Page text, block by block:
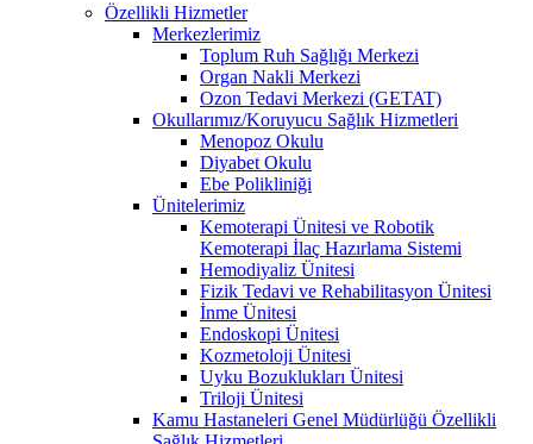
Özellikli Hizmetler
Merkezlerimiz
Toplum Ruh Sağlığı Merkezi
Organ Nakli Merkezi
Ozon Tedavi Merkezi (GETAT)
Okullarımız/Koruyucu Sağlık Hizmetleri
Menopoz Okulu
Diyabet Okulu
Ebe Polikliniği
Ünitelerimiz
Kemoterapi Ünitesi ve Robotik
Kemoterapi İlaç Hazırlama Sistemi
Hemodiyaliz Ünitesi
Fizik Tedavi ve Rehabilitasyon Ünitesi
İnme Ünitesi
Endoskopi Ünitesi
Kozmetoloji Ünitesi
Uyku Bozuklukları Ünitesi
Triloji Ünitesi
Kamu Hastaneleri Genel Müdürlüğü Özellikli